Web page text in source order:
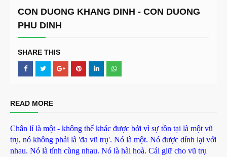
CON DUONG KHANG DINH - CON DUONG
PHU DINH
SHARE THIS
READ MORE
Chân lí là một - không thể khác được bởi vì sự tồn tại là một vũ
trụ, nó không phải là 'đa vũ trụ'. Nó là một. Nó được dính lại với
nhau. Nó là tính cùng nhau. Nó là hài hoà. Cái giữ cho vũ trụ